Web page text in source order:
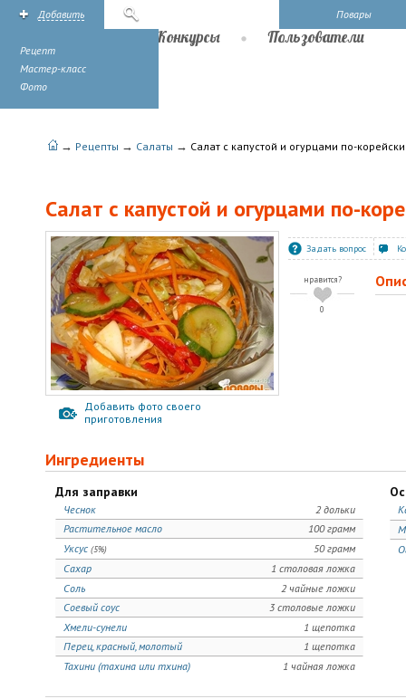
Повары
Добавить
Рецепт
Мастер-класс
Фото
Конкурсы Пользователи
→ Рецепты → Салаты → Салат с капустой и огурцами по-корейски
Салат с капустой и огурцами по-
Добавить фото своего
приготовления
Задать вопрос
нравится?
0
Ингредиенты
Для заправки
2 дольки
Чеснок
100 грамм
Растительное масло
50 грамм
Уксус (5%)
1 столовая ложка
Сахар
2 чайные ложки
Соль
3 столовые ложки
Соевый соус
1 щепотка
Хмели-сунели
1 щепотка
Перец, красный, молотый
1 чайная ложка
Тахини (тахина или тхина)